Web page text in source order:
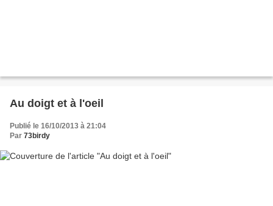
Au doigt et à l'oeil
Publié le 16/10/2013 à 21:04
Par 73birdy